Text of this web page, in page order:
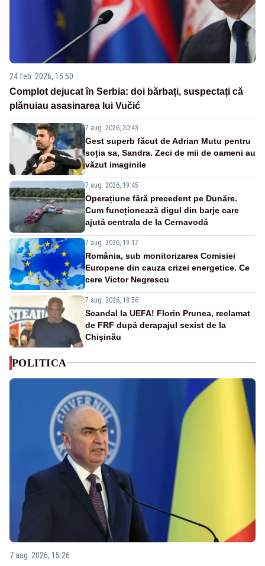
24 feb. 2026, 15:50
Complot dejucat în Serbia: doi bărbați, suspectați că
plănuiau asasinarea lui Vučić
7 aug. 2026, 20:43
Gest superb făcut de Adrian Mutu pentru
soția sa, Sandra. Zeci de mii de oameni au
văzut imaginile
7 aug. 2026, 19:45
Operațiune fără precedent pe Dunăre.
Cum funcționează digul din barje care
ajută centrala de la Cernavodă
7 aug. 2026, 19:17
România, sub monitorizarea Comisiei
Europene din cauza crizei energetice. Ce
cere Victor Negrescu
7 aug. 2026, 18:56
Scandal la UEFA! Florin Prunea, reclamat
de FRF după derapajul sexist de la
Chișinău
POLITICA
7 aug. 2026, 15:26